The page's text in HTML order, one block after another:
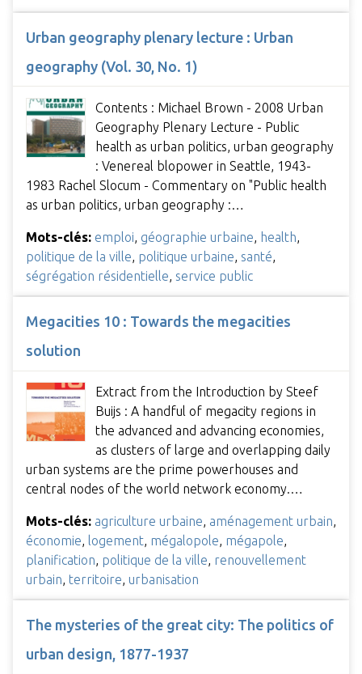
Urban geography plenary lecture : Urban
geography (Vol. 30, No. 1)
Contents : Michael Brown - 2008 Urban
Geography Plenary Lecture - Public
health as urban politics, urban geography
: Venereal blopower in Seattle, 1943-
1983 Rachel Slocum - Commentary on "Public health
as urban politics, urban geography :…
Mots-clés: emploi, géographie urbaine, health,
politique de la ville, politique urbaine, santé,
ségrégation résidentielle, service public
Megacities 10 : Towards the megacities
solution
Extract from the Introduction by Steef
Buijs : A handful of megacity regions in
the advanced and advancing economies,
as clusters of large and overlapping daily
urban systems are the prime powerhouses and
central nodes of the world network economy.…
Mots-clés: agriculture urbaine, aménagement urbain,
économie, logement, mégalopole, mégapole,
planification, politique de la ville, renouvellement
urbain, territoire, urbanisation
The mysteries of the great city: The politics of
urban design, 1877-1937